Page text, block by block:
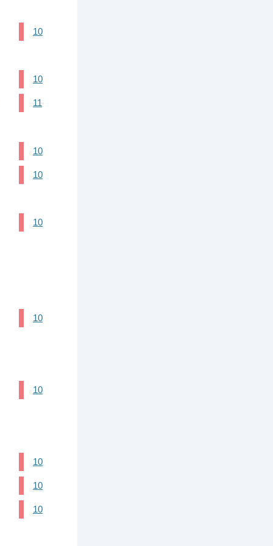
10
10
11
10
10
10
10
10
10
10
10